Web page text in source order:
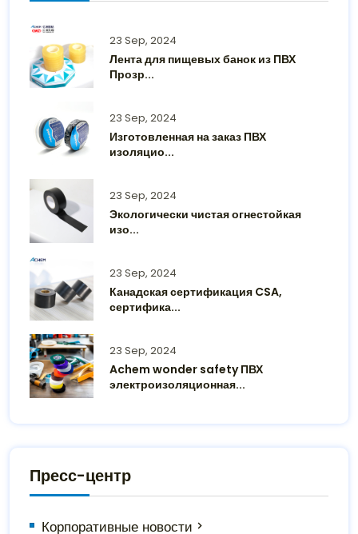
23 Sep, 2024
Лента для пищевых банок из ПВХ
Прозр...
23 Sep, 2024
Изготовленная на заказ ПВХ
изоляцио...
23 Sep, 2024
Экологически чистая огнестойкая
изо...
23 Sep, 2024
Канадская сертификация CSA,
сертифика...
23 Sep, 2024
Achem wonder safety ПВХ
электроизоляционная...
Пресс-центр
Корпоративные новости